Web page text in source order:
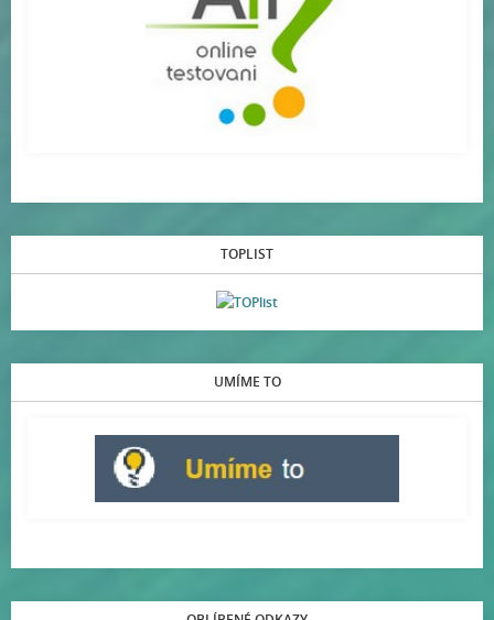
TOPLIST
UMÍME TO